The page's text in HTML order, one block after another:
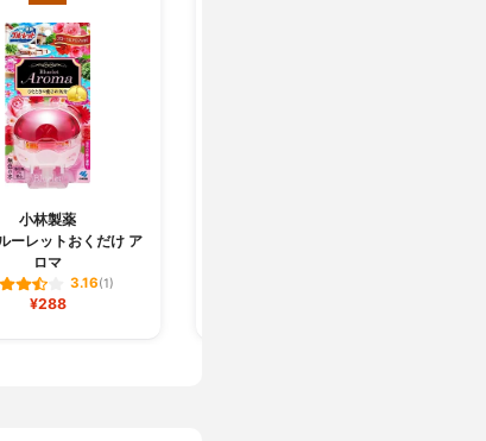
小林製薬
ーレットおくだけ ア
ロマ
3.16(1)
¥288